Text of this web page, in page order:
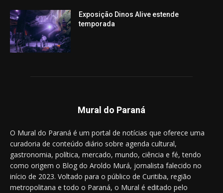
Exposição Dinos Alive estende
temporada
Mural do Paraná
O Mural do Paraná é um portal de notícias que oferece uma
curadoria de conteúdo diário sobre agenda cultural,
gastronomia, política, mercado, mundo, ciência e fé, tendo
como origem o Blog do Aroldo Murá, jornalista falecido no
início de 2023. Voltado para o público de Curitiba, região
metropolitana e todo o Paraná, o Mural é editado pelo